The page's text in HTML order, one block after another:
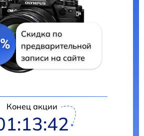
Скидка по
предварительной
записи на сайте
Конец акции